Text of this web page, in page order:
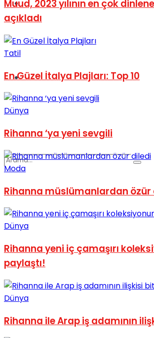
Spor
Podcast
No Result
Muud, 2023 yılının en çok
açıkladı
Tatil
En Güzel İtalya Plajları: Top 10
Dünya
Rihanna ‘ya yeni sevgili
Moda
Rihanna müslümanlardan özür
Dünya
Rihanna yeni iç çamaşırı
paylaştı!
Dünya
Rihanna ile Arap iş adamının